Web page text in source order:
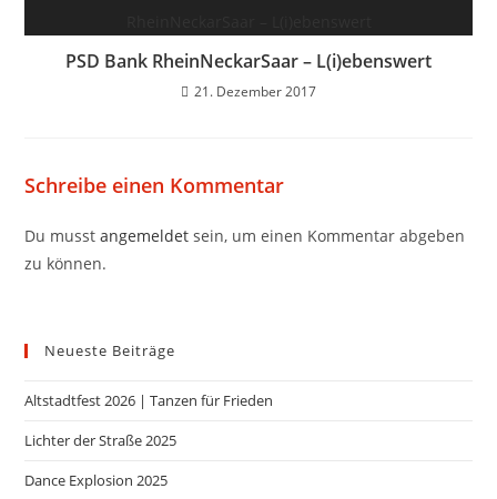
PSD Bank RheinNeckarSaar – L(i)ebenswert
21. Dezember 2017
Schreibe einen Kommentar
Du musstangemeldet sein, um einen Kommentar abgeben
zu können.
Neueste Beiträge
Altstadtfest 2026 | Tanzen für Frieden
Lichter der Straße 2025
Dance Explosion 2025